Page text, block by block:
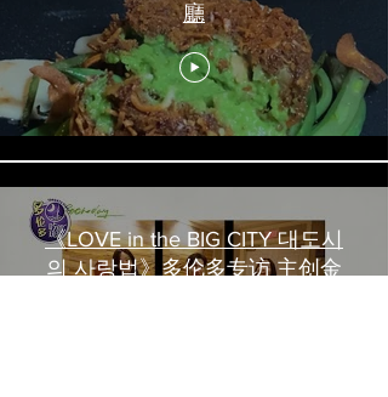
廳
《LOVE in the BIG CITY 대도시
의 사랑법》多伦多专访 主创金